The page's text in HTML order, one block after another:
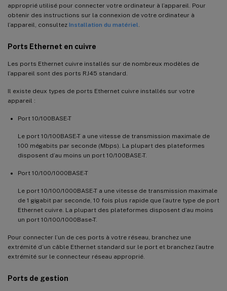
approprié utilisé pour connecter votre ordinateur à l’appareil. Pour
obtenir des instructions sur la connexion de votre ordinateur à
l’appareil, consultez Installation du matériel
Ports Ethernet en cuivre
Les ports Ethernet cuivre installés sur de nombreux modèles de
l’appareil sont des ports RJ45 standard.
Il existe deux types de ports Ethernet cuivre installés sur votre
appareil :
Port 10/100BASE-T
Le port 10/100BASE-T a une vitesse de transmission maximale de
100 mégabits par seconde (Mbps). La plupart des plateformes
disposent d’au moins un port 10/100BASE-T.
Port 10/100/1000BASE-T
Le port 10/100/1000BASE-T a une vitesse de transmission maximale
de 1 gigabit par seconde, 10 fois plus rapide que l’autre type de port
Ethernet cuivre. La plupart des plateformes disposent d’au moins
un port 10/100/1000Base-T.
Pour connecter l’un de ces ports à votre réseau, branchez une
extrémité d’un câble Ethernet standard sur le port et branchez l’autre
extrémité sur le connecteur réseau approprié.
Ports de gestion